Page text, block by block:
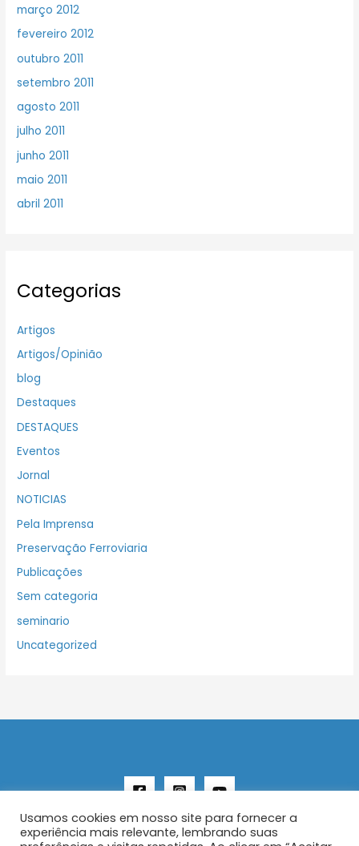
março 2012
fevereiro 2012
outubro 2011
setembro 2011
agosto 2011
julho 2011
junho 2011
maio 2011
abril 2011
Categorias
Artigos
Artigos/Opinião
blog
Destaques
DESTAQUES
Eventos
Jornal
NOTICIAS
Pela Imprensa
Preservação Ferroviaria
Publicações
Sem categoria
seminario
Uncategorized
Usamos cookies em nosso site para fornecer a
experiência mais relevante, lembrando suas